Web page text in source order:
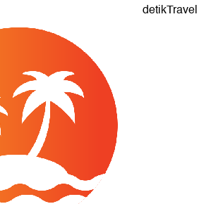
detikTravel